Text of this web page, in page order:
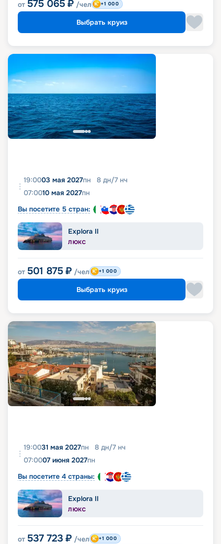
от 575 065 ₽ /чел +1 000
Выбрать круиз
19:0003 мая 2027пн 8 дн/7 нч
07:0010 мая 2027пн
Вы посетите 5 стран:
Explora II
ЛЮКС
от 501 875 ₽ /чел +1 000
Выбрать круиз
19:0031 мая 2027пн 8 дн/7 нч
07:0007 июня 2027пн
Вы посетите 4 страны:
Explora II
ЛЮКС
от 537 723 ₽ /чел +1 000